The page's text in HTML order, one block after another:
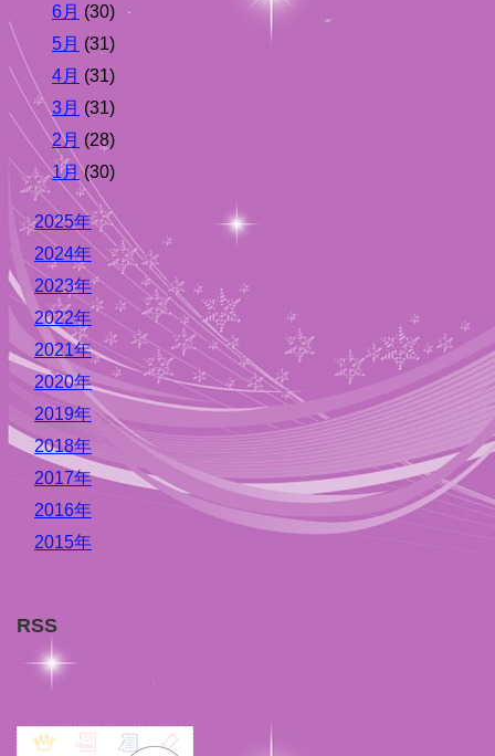
6月 (30)
5月 (31)
4月 (31)
3月 (31)
2月 (28)
1月 (30)
2025年
2024年
2023年
2022年
2021年
2020年
2019年
2018年
2017年
2016年
2015年
RSS